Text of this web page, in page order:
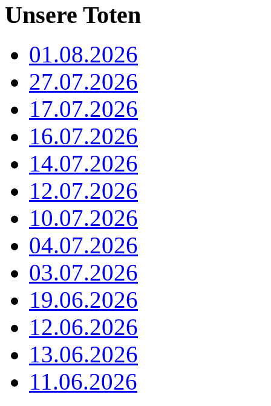
Unsere Toten
01.08.2026
27.07.2026
17.07.2026
16.07.2026
14.07.2026
12.07.2026
10.07.2026
04.07.2026
03.07.2026
19.06.2026
12.06.2026
13.06.2026
11.06.2026